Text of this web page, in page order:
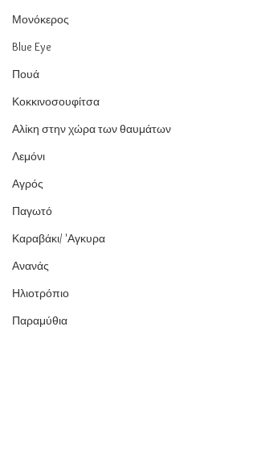
Μονόκερος
Blue Eye
Πουά
Κοκκινοσουφίτσα
Αλίκη στην χώρα των θαυμάτων
Λεμόνι
Αγρός
Παγωτό
Καραβάκι/ 'Αγκυρα
Ανανάς
Ηλιοτρόπιο
Παραμύθια